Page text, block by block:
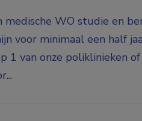
medische WO studie en
voor minimaal een half
1 van onze poliklinieken